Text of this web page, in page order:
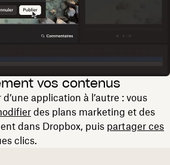
vos contenus
application à l’autre : vous
des plans marketing et des
dans Dropbox, puis partager ces
clics.